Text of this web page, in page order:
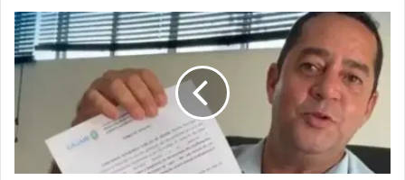
P
r
e
e
i
t
d